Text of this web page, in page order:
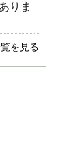
りま
を見る